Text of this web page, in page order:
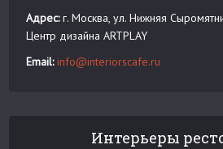
Адрес:г. Москва, ул. Нижняя
Центр дизайна ARTPLAY
Email: info@interiorscafe.ru
Интерьеры